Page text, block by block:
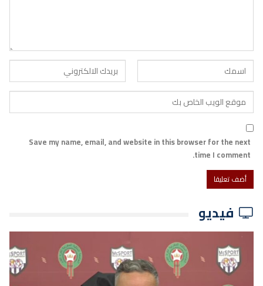
Save my name, email, and website in this browser for the next
time I comment.
فيديو